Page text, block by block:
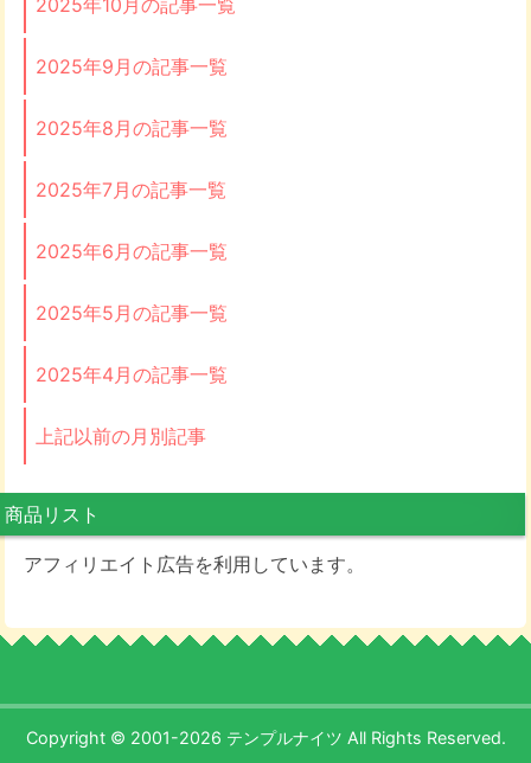
2025年10月の記事一覧
2025年9月の記事一覧
2025年8月の記事一覧
2025年7月の記事一覧
2025年6月の記事一覧
2025年5月の記事一覧
2025年4月の記事一覧
上記以前の月別記事
商品リスト
アフィリエイト広告を利用しています。
Copyright © 2001-2026 テンプルナイツ All Rights Reserved.